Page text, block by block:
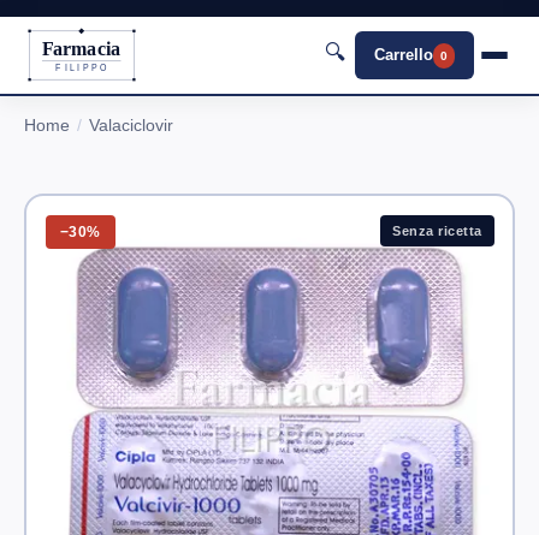
Farmacia
FILIPPO
🔍 Carrello 0
Home Valaciclovir
−30% Senza ricetta